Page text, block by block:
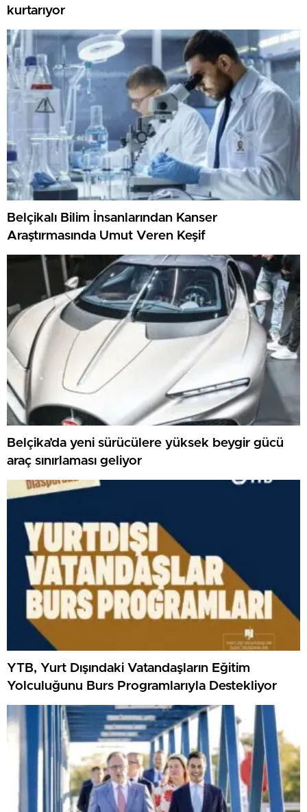
kurtarıyor
Belçikalı Bilim İnsanlarından Kanser
Araştırmasında Umut Veren Keşif
Belçika’da yeni sürücülere yüksek beygir gücü
araç sınırlaması geliyor
YTB, Yurt Dışındaki Vatandaşların Eğitim
Yolculuğunu Burs Programlarıyla Destekliyor